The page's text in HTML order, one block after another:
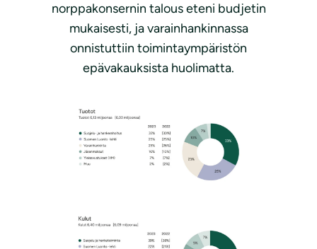
norppakonsernin talous eteni budjetin
mukaisesti, ja varainhankinnassa
onnistuttiin toimintaympäristön
epävakauksista huolimatta.